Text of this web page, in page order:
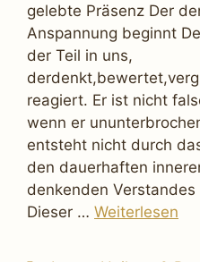
gelebte Präsenz Der
Anspannung beginnt
der Teil in uns,
reagiert. Er ist nicht
wenn er
entsteht nicht durch
den dauerhaften
denkenden
Dieser … Weiterlesen